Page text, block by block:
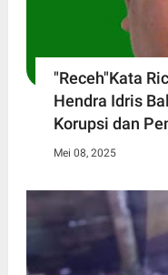
"Receh"Kata
Hendra Idris
Korupsi dan
Mei 08, 2025